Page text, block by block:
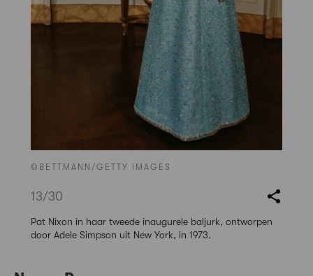
©BETTMANN/GETTY IMAGES
13/30
Pat Nixon in haar tweede inaugurele baljurk, ontworpen
door Adele Simpson uit New York, in 1973.